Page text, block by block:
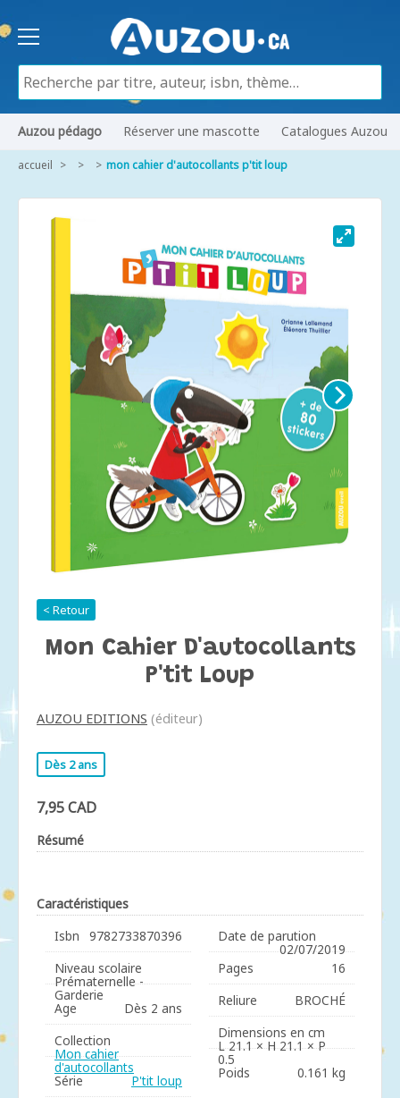
Auzou pédago Réserver une mascotte Catalogues Auzou
accueil mon cahier d'autocollants p'tit loup
< Retour
Mon Cahier D'autocollants
P'tit Loup
AUZOU EDITIONS (éditeur)
Dès 2 ans
7,95 CAD
Résumé
Caractéristiques
Isbn
9782733870396
Niveau scolaire
Prématernelle -
Garderie
Age
Dès 2 ans
Collection
Mon cahier
d'autocollants
Série
P'tit loup
Date de parution
02/07/2019
Pages
16
Reliure
BROCHÉ
Dimensions en cm
L 21.1 × H 21.1 × P
0.5
Poids 0.161 kg